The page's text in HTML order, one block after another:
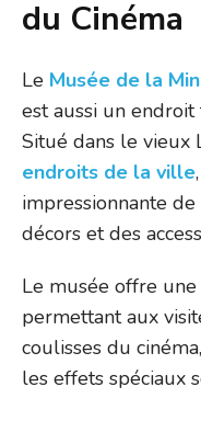
du Cinéma
Le Musée de la
est aussi un
Situé dans le vieux
endroits de la ville
impressionnante
décors et des
Le musée offre
permettant aux
coulisses du
les effets spéciaux